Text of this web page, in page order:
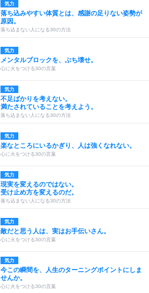
気力
落ち込みやすい体質とは、感謝の足りない姿勢が
原因。
落ち込まない人になる30の方法
気力
メンタルブロックを、ぶち壊せ。
心に火をつける30の言葉
気力
不足ばかりを考えない。
満たされていることを考えよう。
落ち込まない人になる30の方法
気力
楽なところにいるかぎり、人は強くなれない。
心に火をつける30の言葉
気力
現実を変えるのではない。
受け止め方を変えるのだ。
落ち込まない人になる30の方法
気力
敵だと思う人は、実はお手伝いさん。
心に火をつける30の言葉
気力
今この瞬間を、人生のターニングポイントにしま
せんか。
心に火をつける30の言葉